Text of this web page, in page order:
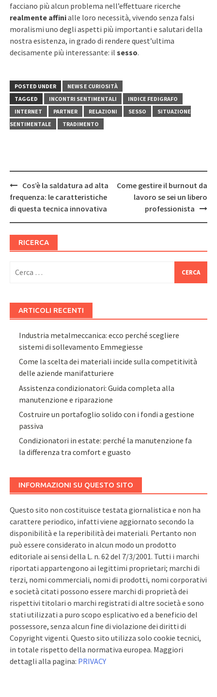
facciano più alcun problema nell’effettuare ricerche
realmente affinialle loro necessità, vivendo senza falsi
moralismi uno degli aspetti più importanti e salutari della
nostra esistenza, in grado di rendere quest’ultima
decisamente più interessante: il sesso.
POSTED UNDER
NEWS E CURIOSITÀ
TAGGED
INCONTRI SENTIMENTALI
INDICE FEDIGRAFO
INTERNET
PARTNER RELAZIONI SESSO
SITUAZIONE
SENTIMENTALE
TRADIMENTO
Post
navigation
Cos’è la saldatura ad alta
frequenza: le caratteristiche
di questa tecnica innovativa
Come gestire il burnout da
lavoro se sei un libero
professionista
RICERCA
per:
ARTICOLI RECENTI
Industria metalmeccanica: ecco perché scegliere
sistemi di sollevamento Emmegiesse
Come la scelta dei materiali incide sulla competitività
delle aziende manifatturiere
Assistenza condizionatori: Guida completa alla
manutenzione e riparazione
Costruire un portafoglio solido con i fondi a gestione
passiva
Condizionatori in estate: perché la manutenzione fa
la differenza tra comfort e guasto
INFORMAZIONI SU QUESTO SITO
Questo sito non costituisce testata giornalistica e non ha
carattere periodico, infatti viene aggiornato secondo la
disponibilità e la reperibilità dei materiali. Pertanto non
può essere considerato in alcun modo un prodotto
editoriale ai sensi della L. n. 62 del 7/3/2001. Tutti i marchi
riportati appartengono ai legittimi proprietari; marchi di
terzi, nomi commerciali, nomi di prodotti, nomi corporativi
e società citati possono essere marchi di proprietà dei
rispettivi titolari o marchi registrati di altre società e sono
stati utilizzati a puro scopo esplicativo ed a beneficio del
possessore, senza alcun fine di violazione dei diritti di
Copyright vigenti. Questo sito utilizza solo cookie tecnici,
in totale rispetto della normativa europea. Maggiori
dettagli alla pagina: PRIVACY